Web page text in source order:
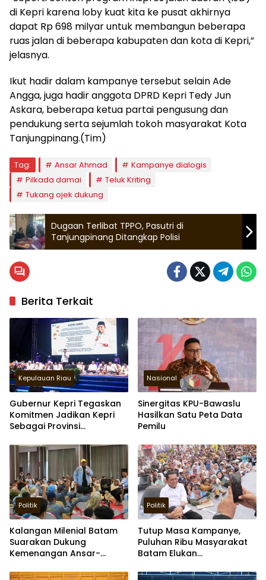
di Kepri karena loby kuat kita ke pusat akhirnya
dapat Rp 698 milyar untuk membangun beberapa
ruas jalan di beberapa kabupaten dan kota di Kepri,”
jelasnya.
Ikut hadir dalam kampanye tersebut selain Ade
Angga, juga hadir anggota DPRD Kepri Tedy Jun
Askara, beberapa ketua partai pengusung dan
pendukung serta sejumlah tokoh masyarakat Kota
Tanjungpinang.(Tim)
Tag: Ansar Ahmad
Kampanye dialogis
Pilkada damai
Teluk Kriting
Tukang ojek dukung
Dugaan Terlibat TPPO, Pasutri di
Tanjungpinang Ditangkap Polisi
Berita Terkait
Kepulauan Riau
Gubernur Kepri Tegaskan
Komitmen Jadikan Kepri
Sebagai Provinsi
Nasional
Sinergitas KPU-Bawaslu
Hasilkan Satu Peta Data
Pemilu
Politik
Kalangan Milenial Batam
Suarakan Dukung
Kemenangan Ansar-
Politik
Tutup Masa Kampanye,
Puluhan Ribu Masyarakat
Batam Elukan
Ansar-Nyanyang